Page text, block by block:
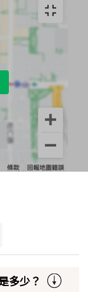
多少？